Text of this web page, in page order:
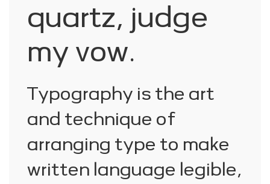
quartz, judge
my vow.
Typography is the art
and technique of
arranging type to make
written language legible,